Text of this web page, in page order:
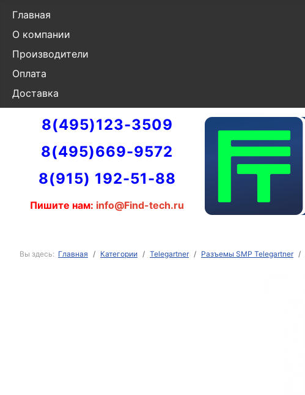
Главная
О компании
Производители
Оплата
Доставка
8(495)123-3509
8(495)669-9572
8(915) 192-51-88
Пишите нам: info@Find-tech.ru
Вы здесь: Главная Категории Telegartner Разъемы SMP Telegartner